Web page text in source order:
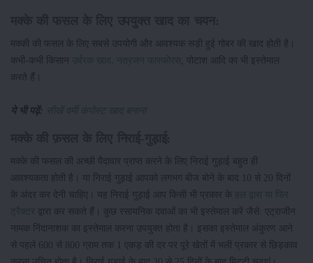
मक्की की फसल के लिए सबसे उपयोगी और आवश्यक सड़ी हुई गोबर की खाद होती है।
कभी-कभी किसान उर्वरक खाद, नत्रजन फास्फोरस , पोटाश आदि का भी इस्तेमाल
करते हैं।
ये भी पढ़ें: सीखें वर्मी कंपोस्ट खाद बनाना
मक्के की फसल की अच्छी पैदावार प्राप्त करने के लिए निराई गुड़ाई बहुत ही
आवश्यकता होती है। या निराई गुड़ाई आपको लगभग बीज बोने के बाद 10 से 20 दिनों
के अंदर कर देनी चाहिए। यह निराई गुड़ाई आप किसी भी प्रकार के
हल द्वारा या फिर
ट्रैक्टर द्वारा कर सकते हैं। कुछ रसायनिक दवाओं का भी इस्तेमाल करें जैसे: एट्राजीन
नामक निंदानाशक का इस्तेमाल करना उपयुक्त होता है। इसका इस्तेमाल अंकुरण आने
से पहले 600 से 800 ग्राम तक 1 एकड़ की दर पर पूरे खेतों में भली प्रकार से छिड़काव